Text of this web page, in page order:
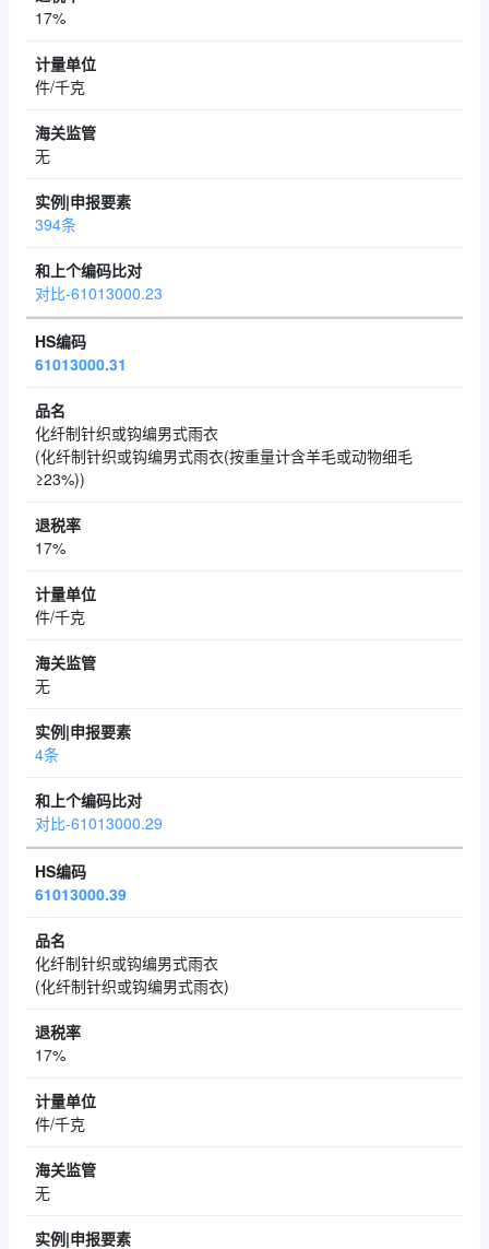
17%
件/千克
无
394条
对比-61013000.23
61013000.31
化纤制针织或钩编男式雨衣
(化纤制针织或钩编男式雨衣(按重量计含羊毛或动物细毛
≥23%))
17%
件/千克
无
4条
对比-61013000.29
61013000.39
化纤制针织或钩编男式雨衣
(化纤制针织或钩编男式雨衣)
17%
件/千克
无